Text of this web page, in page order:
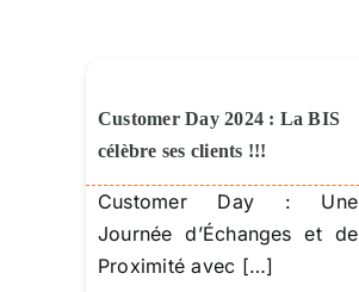
Customer Day 2024 : La BIS
célèbre ses clients !!!
Customer Day : Une
Journée d’Échanges et de
Proximité avec […]